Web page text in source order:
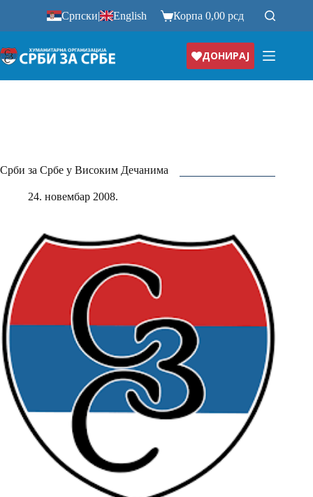
Српски| English Корпа0,00рсд
ДОНИРАЈ
Срби за Србе у Високим Дечанима
24. новембар 2008.